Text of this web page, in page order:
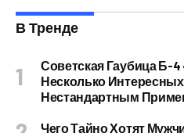
В Тренде
Советская Гаубица Б-
Несколько
Нестандартным
Чего Тайно Хотят